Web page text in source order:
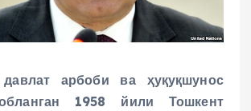
давлат арбоби ва ҳуқуқшунос
1958 йили Тошкент